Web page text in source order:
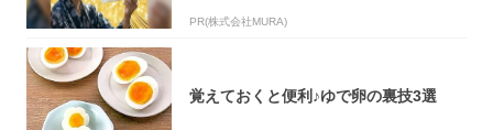
PR(株式会社MURA)
覚えておくと便利♪ゆで卵の裏技3選